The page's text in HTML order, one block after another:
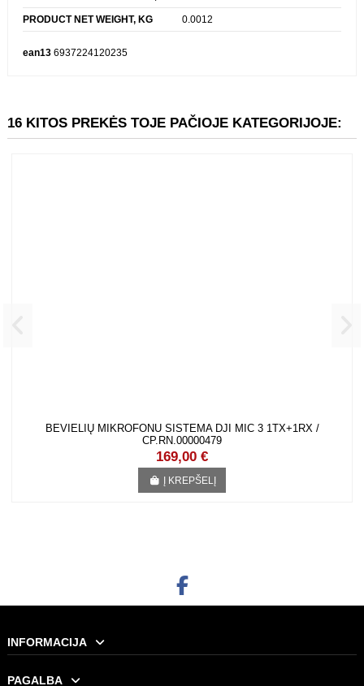
CUBM
UNIT CALCULATED WEIGHT, KG 0.014
PRODUCT NET WEIGHT, KG
BEVIELIŲ MIKROFONU SISTEMA DJI MIC 3 1TX+1RX / CP.RN.00000479
169,00 €
INFORMACIJA